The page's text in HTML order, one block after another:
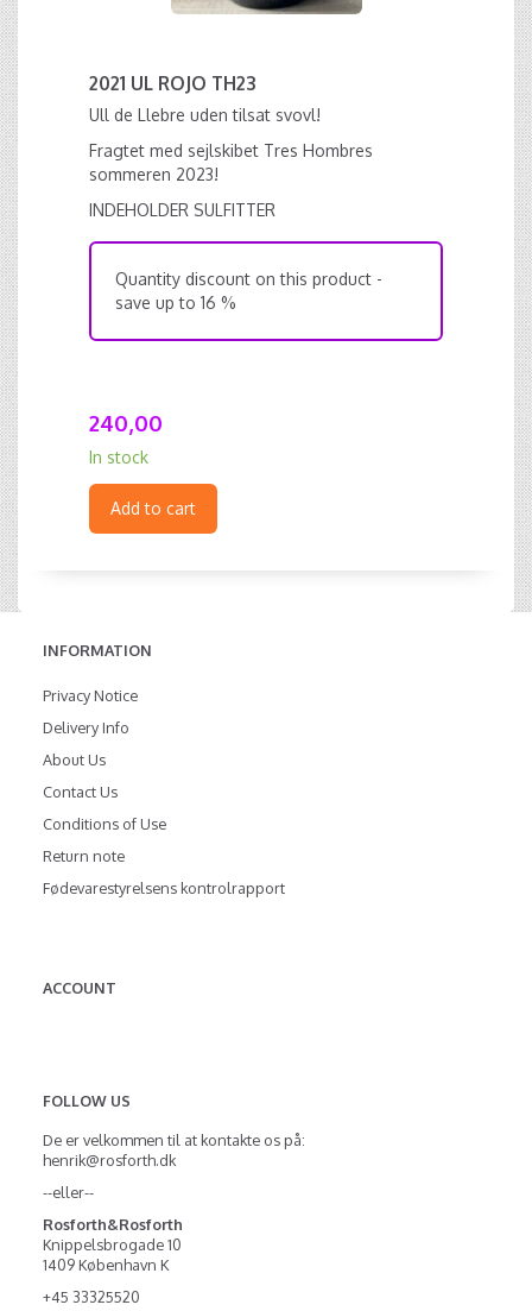
2021 UL ROJO TH23
Ull de Llebre uden tilsat svovl!
Fragtet med sejlskibet Tres Hombres
sommeren 2023!
INDEHOLDER SULFITTER
Quantity discount on this product -
save up to 16 %
240,00
In stock
Add to cart
INFORMATION
Privacy Notice
Delivery Info
About Us
Contact Us
Conditions of Use
Return note
Fødevarestyrelsens kontrolrapport
ACCOUNT
FOLLOW US
De er velkommen til at kontakte os på:
henrik@rosforth.dk
--eller--
Rosforth&Rosforth
Knippelsbrogade 10
1409 København K
+45 33325520